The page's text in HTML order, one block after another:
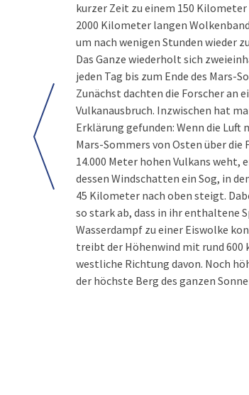
kurzer Zeit zu einem 150
2000 Kilometer langen
um nach wenigen Stunden wieder
Das Ganze wiederholt sich
jeden Tag bis zum Ende des Mars-
Zunächst dachten die Forscher an
Vulkanausbruch. Inzwischen hat
Erklärung gefunden: Wenn die Luft
Mars-Sommers von Osten über die
14.000 Meter hohen Vulkans weht,
dessen Windschatten ein Sog, in
45 Kilometer nach oben steigt.
so stark ab, dass in ihr enthaltene
Wasserdampf zu einer Eiswolke
treibt der Höhenwind mit rund 600
westliche Richtung davon. Noch
der höchste Berg des ganzen